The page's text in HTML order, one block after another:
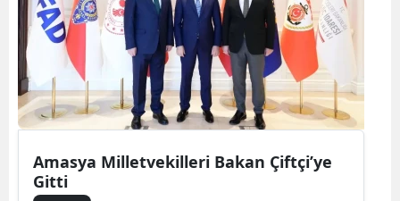
Amasya Milletvekilleri Bakan Çiftçi’ye
Gitti